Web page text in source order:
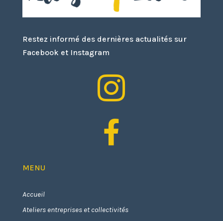
Restez informé des dernières actualités sur
Facebook et Instagram


MENU
Accueil
Ateliers entreprises et collectivités